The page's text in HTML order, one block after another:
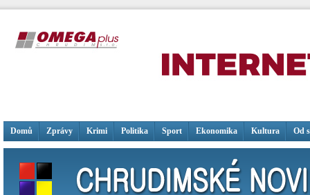
Domů Zprávy Krimi Politika Sport Ekonomika Kultura Od